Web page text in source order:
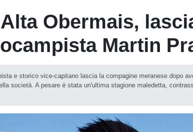
Obermais,
Martin
e storico vice-capitano lascia la compagine meranese dopo
società. A pesare è stata un'ultima stagione maledetta,